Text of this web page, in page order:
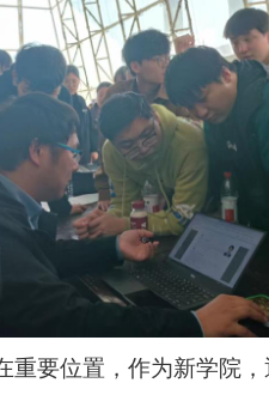
重要位置，作为新学院，